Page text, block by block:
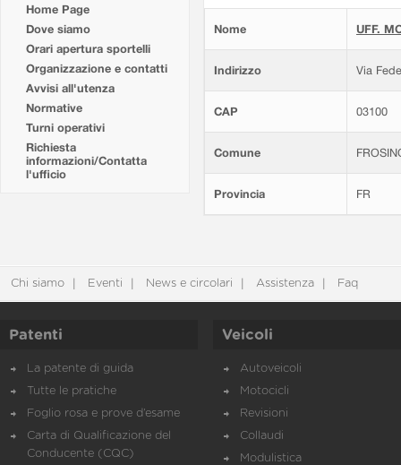
Home Page
Dove siamo
Orari apertura sportelli
Organizzazione e contatti
Avvisi all'utenza
Normative
Turni operativi
Richiesta
informazioni/Contatta
l'ufficio
Nome UFF.
Indirizzo Via
CAP 03100
Comune
Provincia FR
Chi siamo Eventi News e circolari Assistenza Faq
Patenti
La patente di guida
Tutte le pratiche
Foglio rosa e prove d’esame
Carta di Qualificazione del
Conducente (CQC)
Veicoli
Autoveicoli
Motocicli
Revisioni
Collaudi
Modulistica